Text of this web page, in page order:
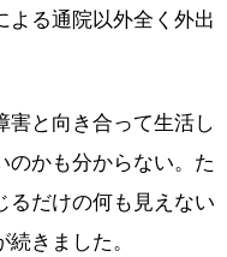
よる通院以外全く外出
害と向き合って生活し
のかも分からない。た
るだけの何も見えない
きました。